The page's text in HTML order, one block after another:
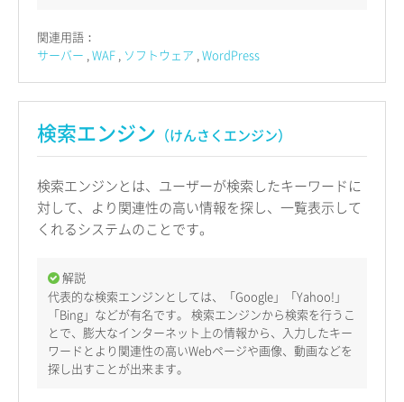
関連用語：
サーバー WAF ソフトウェア WordPress
検索エンジン （けんさくエンジン）
検索エンジンとは、ユーザーが検索したキーワードに
対して、より関連性の高い情報を探し、一覧表示して
くれるシステムのことです。
解説
代表的な検索エンジンとしては、「Google」「Yahoo!」
「Bing」などが有名です。 検索エンジンから検索を行うこ
とで、膨大なインターネット上の情報から、入力したキー
ワードとより関連性の高いWebページや画像、動画などを
探し出すことが出来ます。